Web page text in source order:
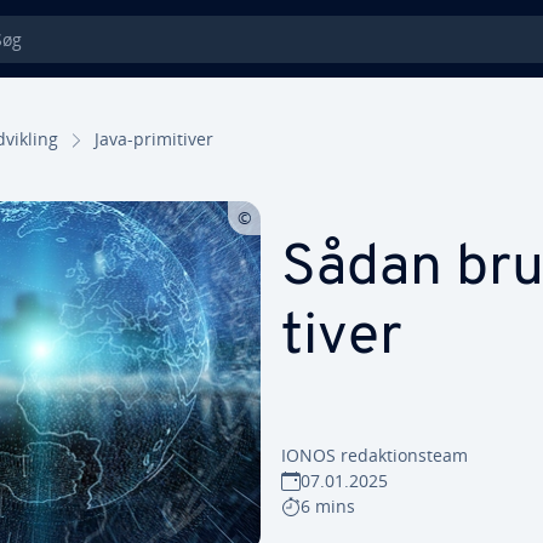
Java-pri­mi­ti­ver
Sådan
ti­ver
IONOS re­dak­tions­team
07.01.2025
6 mins